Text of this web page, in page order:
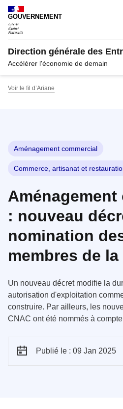
Panneau de gestion des cookies
GOUVERNEMENT
Direction générale des
Accélérer l'économie de demain
Voir le fil d’Ariane
Aménagement commercial
Commerce, artisanat et
Aménagement
: nouveau
nomination
membres de la
Un nouveau décret modifie la
autorisation d'exploitation
construire. Par ailleurs, les
CNAC ont été nommés à
Publié le : 09 Jan 2025